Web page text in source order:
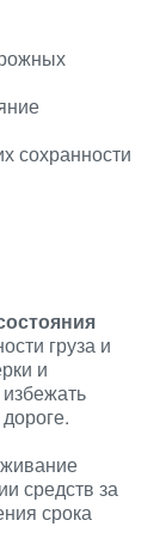
сохранности
груза и
и
средств за
срока